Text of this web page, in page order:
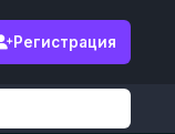
Регистрация